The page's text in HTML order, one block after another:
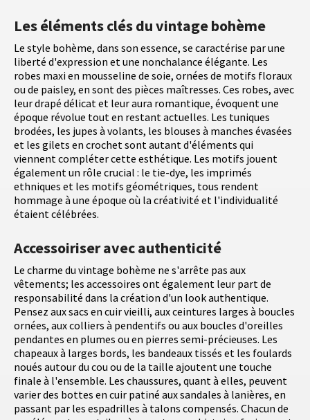
Les éléments clés du vintage bohème
Le style bohème, dans son essence, se caractérise par une
liberté d'expression et une nonchalance élégante. Les
robes maxi en mousseline de soie, ornées de motifs floraux
ou de paisley, en sont des pièces maîtresses. Ces robes, avec
leur drapé délicat et leur aura romantique, évoquent une
époque révolue tout en restant actuelles. Les tuniques
brodées, les jupes à volants, les blouses à manches évasées
et les gilets en crochet sont autant d'éléments qui
viennent compléter cette esthétique. Les motifs jouent
également un rôle crucial : le tie-dye, les imprimés
ethniques et les motifs géométriques, tous rendent
hommage à une époque où la créativité et l'individualité
étaient célébrées.
Accessoiriser avec authenticité
Le charme du vintage bohème ne s'arrête pas aux
vêtements; les accessoires ont également leur part de
responsabilité dans la création d'un look authentique.
Pensez aux sacs en cuir vieilli, aux ceintures larges à boucles
ornées, aux colliers à pendentifs ou aux boucles d'oreilles
pendantes en plumes ou en pierres semi-précieuses. Les
chapeaux à larges bords, les bandeaux tissés et les foulards
noués autour du cou ou de la taille ajoutent une touche
finale à l'ensemble. Les chaussures, quant à elles, peuvent
varier des bottes en cuir patiné aux sandales à lanières, en
passant par les espadrilles à talons compensés. Chacun de